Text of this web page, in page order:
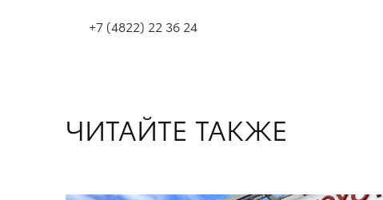
+7 (4822) 22 36 24
ЧИТАЙТЕ ТАКЖЕ